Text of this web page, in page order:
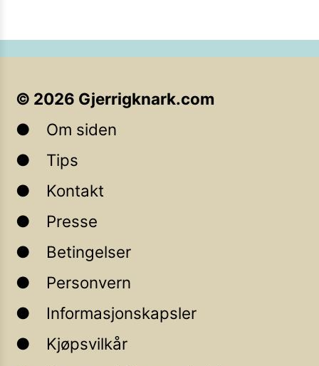
© 2026 Gjerrigknark.com
Om siden
Tips
Kontakt
Presse
Betingelser
Personvern
Informasjonskapsler
Kjøpsvilkår